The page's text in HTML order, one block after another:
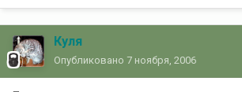
Куля
Опубликовано 7 ноября, 2006